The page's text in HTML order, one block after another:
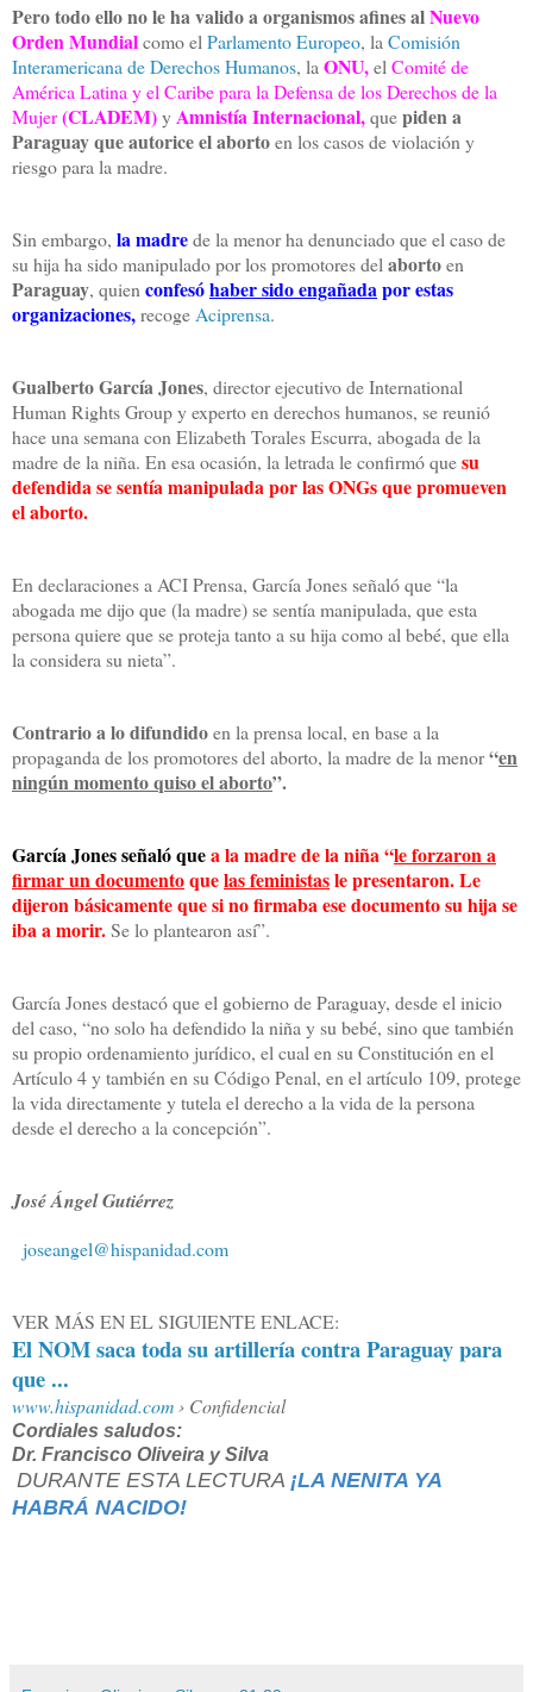
Pero todo ello no le ha valido a organismos afines alNuevo
Orden Mundialcomo el Parlamento Europeo, la Comisión
Interamericana de Derechos Humanos, la ONU,el Comité de
América Latina y el Caribe para la Defensa de los Derechos de la
Mujer(CLADEM)yAmnistía Internacional,quepiden a
Paraguay que autorice el abortoen los casos de violación y
riesgo para la madre.
Sin embargo, la madrede la menor ha denunciado que el caso de
su hija ha sido manipulado por los promotores del abortoen
Paraguay, quien confesóhaber sido engañadapor estas
organizaciones,recoge Aciprensa.
Gualberto García Jones, director ejecutivo de International
Human Rights Group y experto en derechos humanos, se reunió
hace una semana con Elizabeth Torales Escurra, abogada de la
madre de la niña. En esa ocasión, la letrada le confirmó quesu
defendida se sentía manipulada por las ONGs que promueven
el aborto.
En declaraciones a ACI Prensa, García Jones señaló que “la
abogada me dijo que (la madre) se sentía manipulada, que esta
persona quiere que se proteja tanto a su hija como al bebé, que ella
la considera su nieta”.
Contrario a lo difundidoen la prensa local, en base a la
propaganda de los promotores del aborto, la madre de la menor“en
ningún momento quiso el aborto”.
García Jones señaló quea la madre de la niña “le forzaron a
firmar un documentoquelas feministasle presentaron. Le
dijeron básicamente que si no firmaba ese documento su hija se
iba a morir.Se lo plantearon así”.
García Jones destacó que el gobierno de Paraguay, desde el inicio
del caso, “no solo ha defendido la niña y su bebé, sino que también
su propio ordenamiento jurídico, el cual en su Constitución en el
Artículo 4 y también en su Código Penal, en el artículo 109, protege
la vida directamente y tutela el derecho a la vida de la persona
desde el derecho a la concepción”.
José Ángel Gutiérrez
joseangel@hispanidad.com
VER MÁS EN EL SIGUIENTE ENLACE:
El NOM saca toda su artillería contra Paraguay para
que ...
www.hispanidad.com› Confidencial
Cordiales saludos:
Dr. Francisco Oliveira y Silva
DURANTE ESTA LECTURA ¡LA NENITA YA
HABRÁ NACIDO!